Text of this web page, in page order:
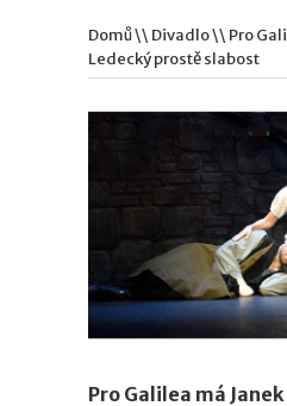
Domů\\ Divadlo\\ Pro
Ledecký prostě slabost
Pro Galilea má